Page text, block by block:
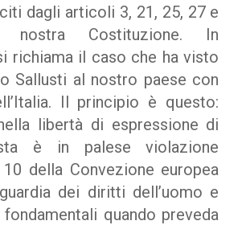
dagli articoli 3, 21, 25, 27 e
nostra Costituzione. In
richiama il caso che ha visto
Sallusti al nostro paese con
Il principio è questo:
libertà di espressione di
è in palese violazione
10 della Convezione europea
dei diritti dell’uomo e
quando preveda